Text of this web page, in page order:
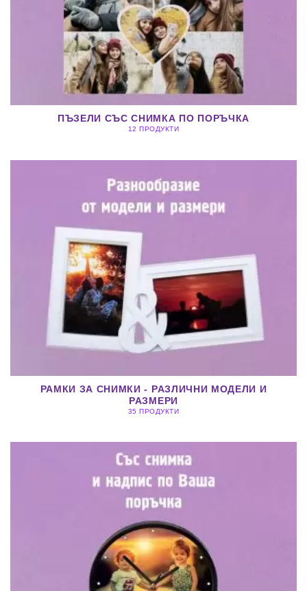
ПЪЗЕЛИ СЪС СНИМКА ПО ПОРЪЧКА
12 ПРОДУКТИ
РАМКИ ЗА СНИМКИ - РАЗЛИЧНИ МОДЕЛИ И
РАЗМЕРИ
35 ПРОДУКТИ